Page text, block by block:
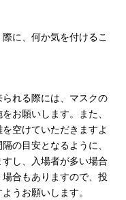
に、何か気を付けるこ
れる際には、マスクの
お願いします。また、
空けていただきますよ
の目安となるように、
し、入場者が多い場合
合もありますので、投
うお願いします。